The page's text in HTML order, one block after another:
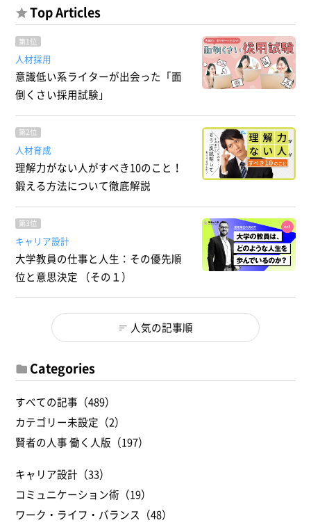
Top Articles
第1位
人材採用
意識低い系ライターが出会った「面
倒くさい採用試験」
第2位
人材育成
理解力がない人がすべき10のこと！
鍛える方法について徹底解説
第3位
キャリア設計
大学教員の仕事と人生：その優先順
位と意思決定 （その１）
人気の記事順
Categories
すべての記事（489）
カテゴリー未設定（2）
賢者の人事 働く人版（197）
キャリア設計（33）
コミュニケーション術（19）
ワーク・ライフ・バランス（48）